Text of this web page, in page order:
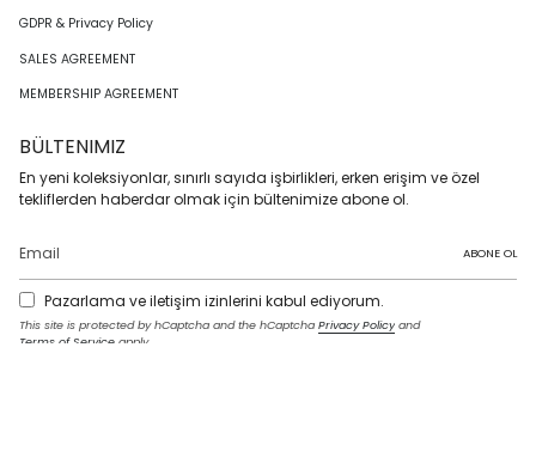
GDPR & Privacy Policy
SALES AGREEMENT
MEMBERSHIP AGREEMENT
BÜLTENIMIZ
En yeni koleksiyonlar, sınırlı sayıda işbirlikleri, erken erişim ve özel
tekliflerden haberdar olmak için bültenimize abone ol.
ABONE OL
Pazarlama ve iletişim izinlerini kabul ediyorum.
This site is protected by hCaptcha and the hCaptcha Privacy Policy and
Terms of Service apply.